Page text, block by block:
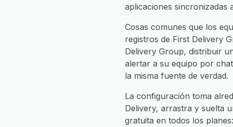
aplicaciones sincronizadas
Cosas comunes que los
registros de First Delivery
Delivery Group, distribuir
alertar a su equipo por
la misma fuente de verdad.
La configuración toma
Delivery, arrastra y suelta
gratuita en todos los